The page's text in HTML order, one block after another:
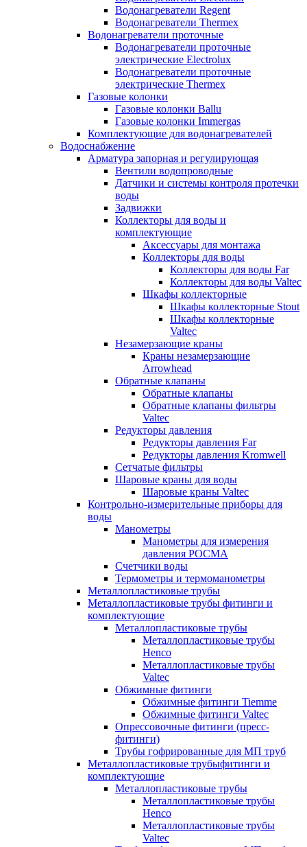
Водонагреватели Regent
Водонагреватели Thermex
Водонагреватели проточные
Водонагреватели проточные
электрические Electrolux
Водонагреватели проточные
электрические Thermex
Газовые колонки
Газовые колонки Ballu
Газовые колонки Immergas
Комплектующие для водонагревателей
Водоснабжение
Арматура запорная и регулирующая
Вентили водопроводные
Датчики и системы контроля протечки
воды
Задвижки
Коллекторы для воды и
комплектующие
Аксессуары для монтажа
Коллекторы для воды
Коллекторы для воды Far
Коллекторы для воды Valtec
Шкафы коллекторные
Шкафы коллекторные Stout
Шкафы коллекторные
Valtec
Незамерзающие краны
Краны незамерзающие
Arrowhead
Обратные клапаны
Обратные клапаны
Обратные клапаны фильтры
Valtec
Редукторы давления
Редукторы давления Far
Редукторы давления Kromwell
Сетчатые фильтры
Шаровые краны для воды
Шаровые краны Valtec
Контрольно-измерительные приборы для
воды
Манометры
Манометры для измерения
давления РОСМА
Счетчики воды
Термометры и термоманометры
Металлопластиковые трубы
Металлопластиковые трубы фитинги и
комплектующие
Металлопластиковые трубы
Металлопластиковые трубы
Henco
Металлопластиковые трубы
Valtec
Обжимные фитинги
Обжимные фитинги Tiemme
Обжимные фитинги Valtec
Опрессовочные фитинги (пресс-
фитинги)
Трубы гофрированные для МП труб
Металлопластиковые трубыфитинги и
комплектующие
Металлопластиковые трубы
Металлопластиковые трубы
Henco
Металлопластиковые трубы
Valtec